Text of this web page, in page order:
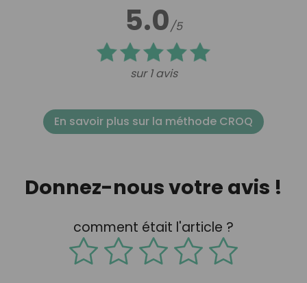
5.0/5
sur 1 avis
En savoir plus sur la méthode CROQ
Donnez-nous votre avis !
comment était l'article ?